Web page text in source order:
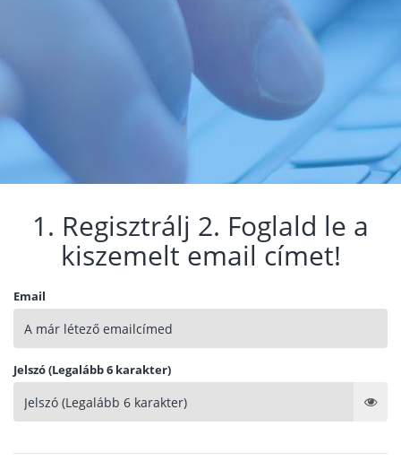
1. Regisztrálj 2. Foglald le a
kiszemelt email címet!
Email
Jelszó (Legalább 6 karakter)